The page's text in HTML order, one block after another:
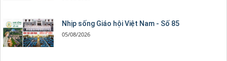
Nhịp sống Giáo hội Việt Nam - Số 85
05/08/2026